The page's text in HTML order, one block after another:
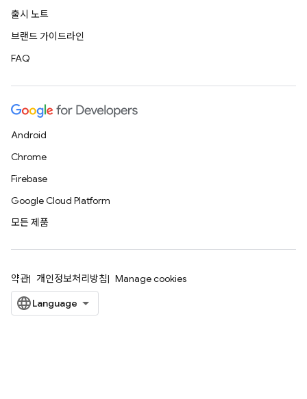
출시 노트
브랜드 가이드라인
FAQ
Android
Chrome
Firebase
Google Cloud Platform
모든 제품
약관 개인정보처리방침 Manage cookies